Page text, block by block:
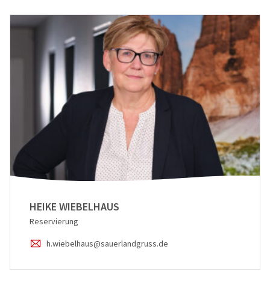
HEIKE WIEBELHAUS
Reservierung
h.wiebelhaus@sauerlandgruss.de